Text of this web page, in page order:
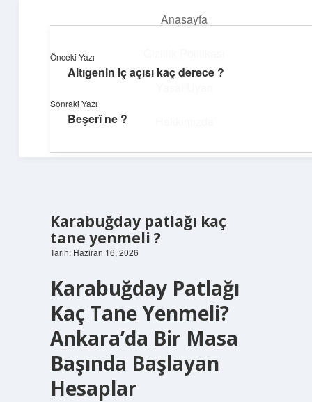
Anasayfa
Günlük Notlar
Günlük yaşama tat katan küçük bilgiler.
Karabuğday patlağı kaç
tane yenmeli ?
Tarih: Haziran 16, 2026
Karabuğday Patlağı
Kaç Tane Yenmeli?
Ankara’da Bir Masa
Başında Başlayan
Hesaplar
Önceki Yazı
Altıgenin iç açısı kaç derece ?
Sonraki Yazı
Beşerî ne ?